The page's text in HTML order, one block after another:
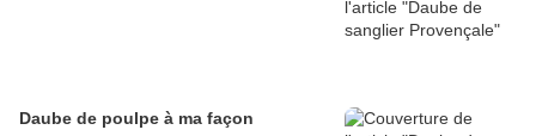
Daube de poulpe à ma façon